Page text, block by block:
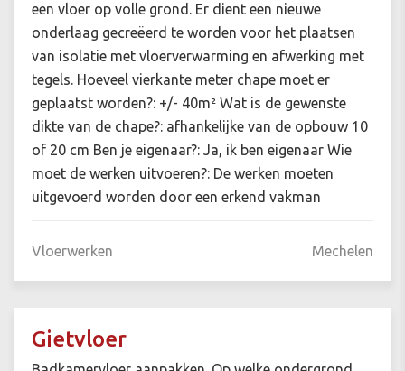
een vloer op volle grond. Er dient een nieuwe
onderlaag gecreëerd te worden voor het plaatsen
van isolatie met vloerverwarming en afwerking met
tegels. Hoeveel vierkante meter chape moet er
geplaatst worden?: +/- 40m² Wat is de gewenste
dikte van de chape?: afhankelijke van de opbouw 10
of 20 cm Ben je eigenaar?: Ja, ik ben eigenaar Wie
moet de werken uitvoeren?: De werken moeten
uitgevoerd worden door een erkend vakman
Vloerwerken Mechelen
Gietvloer